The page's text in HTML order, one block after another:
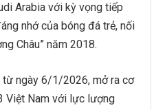
Arabia với kỳ vọng tiếp
nhớ của bóng đá trẻ, nối
Châu” năm 2018.
từ ngày 6/1/2026, mở ra cơ
Việt Nam với lực lượng